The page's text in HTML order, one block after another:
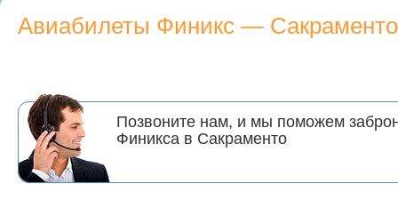
Авиабилеты Финикс — Сакраменто
Позвоните нам, и мы поможем
Финикса в Сакраменто